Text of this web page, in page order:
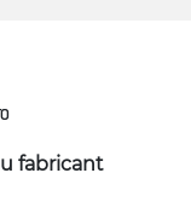
fabricant